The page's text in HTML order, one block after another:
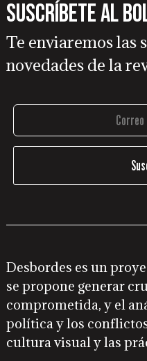
Suscríbete al
Te enviaremos las
novedades de la
Desbordes es un
se propone generar
comprometida, y el
política y los
cultura visual y las